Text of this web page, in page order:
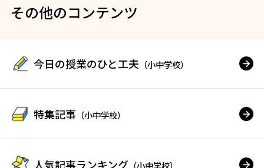
その他のコンテンツ
今日の授業のひと工夫 （小中学校）
特集記事 （小中学校）
人気記事ランキング （小中学校）